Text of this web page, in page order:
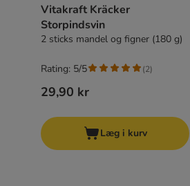
Vitakraft Kräcker
Storpindsvin
2 sticks mandel og figner (180 g)
29,90 kr
Rating: 5/5 (2)
Læg i kurv